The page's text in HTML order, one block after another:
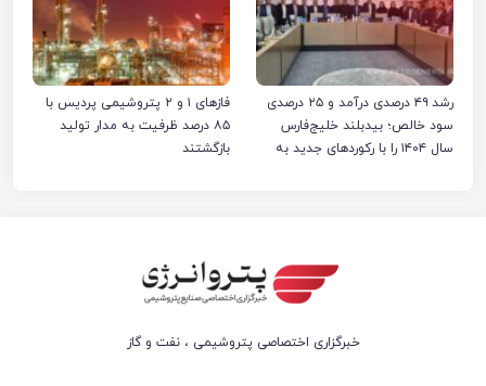
رشد ۴۹ درصدی درآمد و ۲۵ درصدی
سود خالص؛ بیدبلند خلیج‌فارس
سال ۱۴۰۴ را با رکوردهای جدید به
فازهای ۱ و ۲ پتروشیمی پردیس با
۸۵ درصد ظرفیت به مدار تولید
بازگشتند
خبرگزاری اختصاصی پتروشیمی ، نفت و گاز